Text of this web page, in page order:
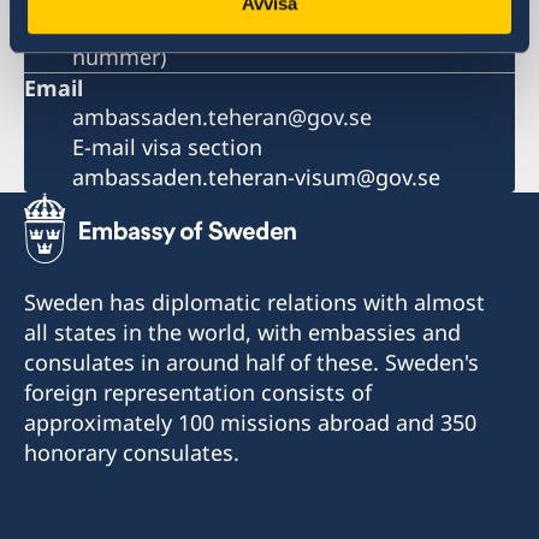
+98-21-222 860 21 (tillfälligt avstängt
nummer)
Email
ambassaden.teheran@gov.se
E-mail visa section
ambassaden.teheran-visum@gov.se
Sweden has diplomatic relations with almost
all states in the world, with embassies and
consulates in around half of these. Sweden's
foreign representation consists of
approximately 100 missions abroad and 350
honorary consulates.